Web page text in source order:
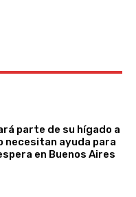
parte de su hígado a
necesitan ayuda para
en Buenos Aires